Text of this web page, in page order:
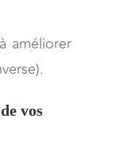
améliorer
vos